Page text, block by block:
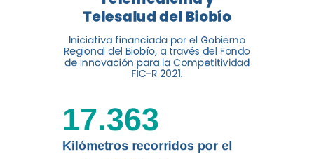
Telemedicina y Telesalud del
Biobío presenta el balance de
tres años acercando la salud
digital a los habitantes...
Leer más
Telesalud del Biobío
Iniciativa financiada por el Gobierno
Regional del Biobío, a través del Fondo
de Innovación para la Competitividad
FIC-R 2021.
Kilómetros recorridos por el
17.363